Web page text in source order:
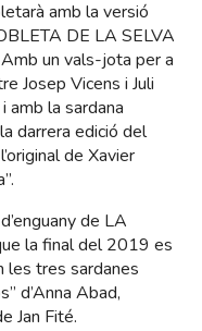
amb la versió
DE LA SELVA
un vals-jota per a
Josep Vicens i Juli
amb la sardana
darrera edició del
de Xavier
de LA
la final del 2019 es
les tres sardanes
d’Anna Abad,
Jan Fité.